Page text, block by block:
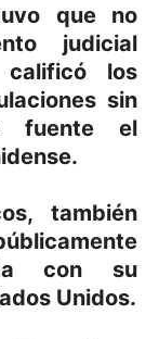
que no
judicial
los
sin
fuente el
también
con su
Unidos.